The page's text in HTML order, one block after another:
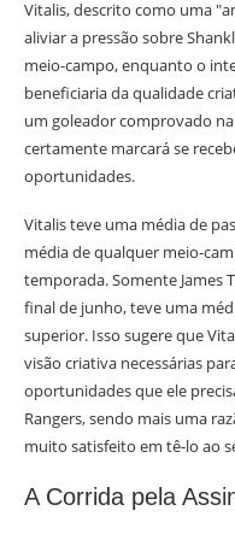
Vitalis, descrito como uma
aliviar a pressão sobre
meio-campo, enquanto o
beneficiaria da qualidade
um goleador comprovado
certamente marcará se
oportunidades.
Vitalis teve uma média de
média de qualquer meio-
temporada. Somente James
final de junho, teve uma
superior. Isso sugere que
visão criativa necessárias
oportunidades que ele
Rangers, sendo mais uma
muito satisfeito em tê-lo ao
A Corrida pela